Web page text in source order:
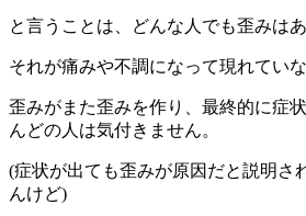
と言うことは、どんな人でも歪みは
それが痛みや不調になって現れていな
歪みがまた歪みを作り、最終的に症
んどの人は気付きません。
(症状が出ても歪みが原因だと説明さ
んけど)